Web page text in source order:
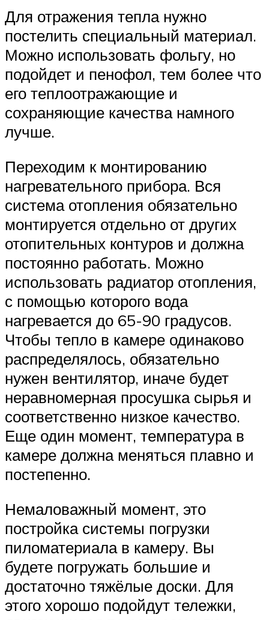
Для отражения тепла нужно
постелить специальный материал.
Можно использовать фольгу, но
подойдет и пенофол, тем более что
его теплоотражающие и
сохраняющие качества намного
лучше.
Переходим к монтированию
нагревательного прибора. Вся
система отопления обязательно
монтируется отдельно от других
отопительных контуров и должна
постоянно работать. Можно
использовать радиатор отопления,
с помощью которого вода
нагревается до 65-90 градусов.
Чтобы тепло в камере одинаково
распределялось, обязательно
нужен вентилятор, иначе будет
неравномерная просушка сырья и
соответственно низкое качество.
Еще один момент, температура в
камере должна меняться плавно и
постепенно.
Немаловажный момент, это
постройка системы погрузки
пиломатериала в камеру. Вы
будете погружать большие и
достаточно тяжёлые доски. Для
этого хорошо подойдут тележки,